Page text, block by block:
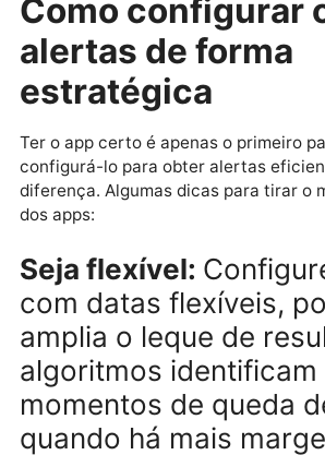
Voltado ao público
Passagens
notificações em
sobre promoções,
especialmente em
aéreas
prático e tem foco
promoções
ótima opção para
ofertas para os
e Caribe, em
demanda.